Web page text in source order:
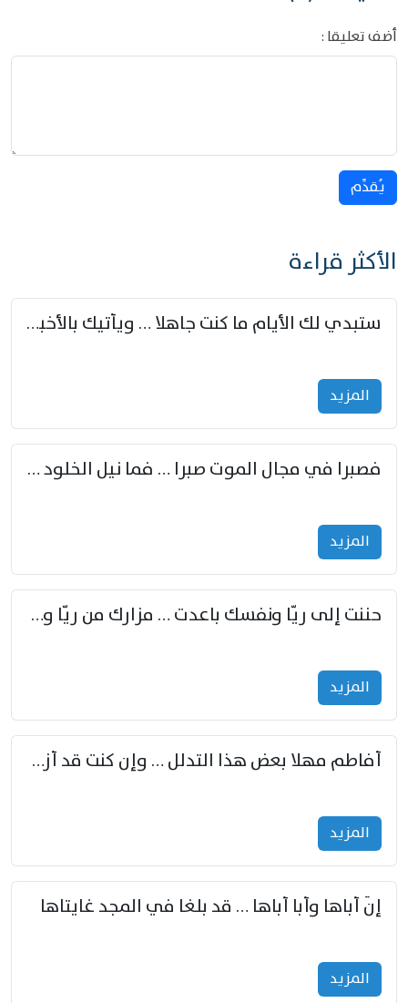
أضف تعليقا :
يُقدِّم
الأكثر قراءة
ستبدي لك الأيام ما كنت جاهلا … ويأتيك بالأخبار من لم تزوّد
المزید
فصبرا في مجال الموت صبرا … فما نيل الخلود بمستطاع
المزید
حننت إلى ريّا ونفسك باعدت … مزارك من ريّا وشعباكما معا
المزید
أفاطم مهلا بعض هذا التدلل … وإن كنت قد أزمعت صرمي فأجملي
المزید
إنّ أباها وأبا أباها … قد بلغا في المجد غايتاها
المزید